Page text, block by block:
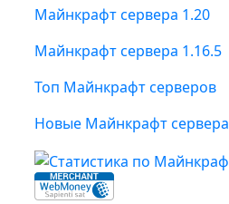
Майнкрафт сервера 1.20
Майнкрафт сервера 1.16.5
Топ Майнкрафт серверов
Новые Майнкрафт сервера